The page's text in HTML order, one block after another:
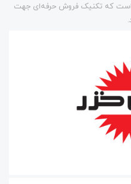
است که تکنیک فروش حرفه‌ای جهت